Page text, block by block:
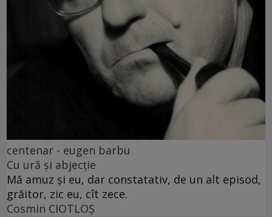
centenar - eugen barbu
Cu ură și abjecție
Mă amuz și eu, dar constatativ, de un alt episod,
grăitor, zic eu, cît zece.
Cosmin CIOTLOŞ